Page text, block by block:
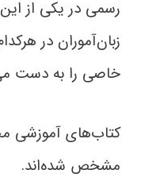
رسمی در یکی از
زبان‌آموران در
خاصی را به دست
کتاب‌های آموزشی
مشخص شده‌اند.